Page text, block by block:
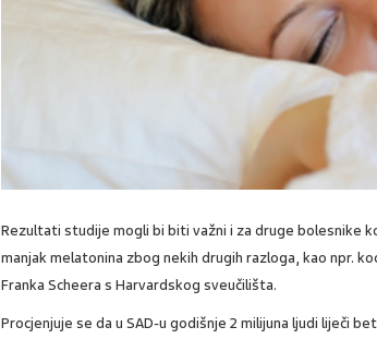
Rezultati studije mogli bi biti važni i za druge bolesnike
manjak melatonina zbog nekih drugih razloga, kao npr.
Franka Scheera s Harvardskog sveučilišta.
Procjenjuje se da u SAD-u godišnje 2 milijuna ljudi liječi